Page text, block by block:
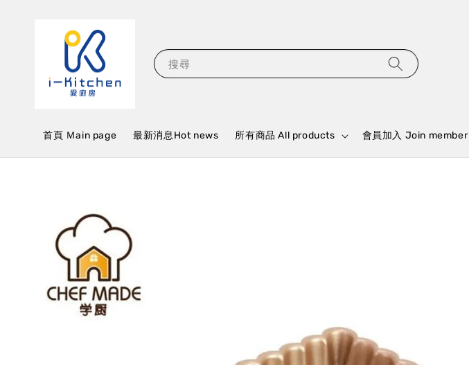
搜尋
首頁 Ｍain page 最新消息Hot news 所有商品 All products 會員加入 Join member